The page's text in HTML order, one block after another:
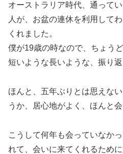
オーストラリア時代、通って
人が、お盆の連休を利用して
くれました。
僕が19歳の時なので、ちょう
短いような長いような、振り
ほんと、五年ぶりとは思えな
うか、居心地がよく、ほんと
こうして何年も会っていなか
れて、会いに来てくれるため